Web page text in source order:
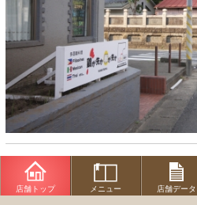
店舗トップ メニュー 店舗データ